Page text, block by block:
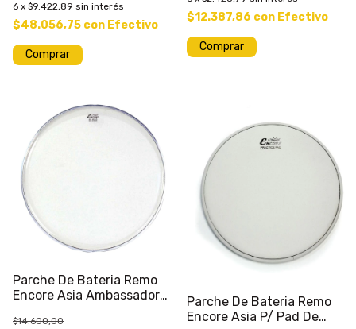
6 x $9.422,89 sin interés
$48.056,75 con Efectivo
$12.387,86 con Efectivo
Parche De Bateria Remo
Encore Asia Ambassador
$14.600,00
Parche De Bateria Remo
Encore Asia P/ Pad De